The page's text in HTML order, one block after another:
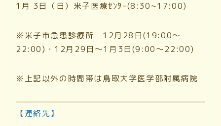
1月 3日（日）米子医療ｾﾝﾀｰ(8:30~17:00)
※米子市急患診療所 12月28日(19:00～
22:00)・12月29日～1月3日(9:00～22:00)
※上記以外の時間帯は鳥取大学医学部附属病院
【連絡先】